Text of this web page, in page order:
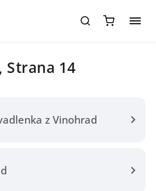
, Strana 14
z Vinohrad